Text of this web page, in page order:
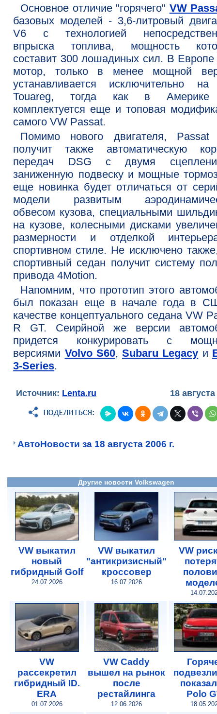
Основное отличие "горячего" VW
базовых моделей - 3,6-литровый
V6 с технологией
впрыска топлива, мощность
составит 300 лошадиных сил. В Европе
мотор, только в менее мощной
устанавливается исключительно
Touareg, тогда как в
комплектуется еще и топовая
самого VW Passat.
Помимо нового двигателя, Passat
получит также автоматическую
передач DSG с двумя
заниженную подвеску и мощные
еще новинка будет отличаться от
модели развитым
обвесом кузова, специальными
на кузове, колесными дисками
размерности и отделкой
спортивном стиле. Не исключено
спортивный седан получит систему
привода 4Motion.
Напомним, что прототип этого
был показан еще в начале года в
качестве концептуального седана VW
R GT. Сеирйной же версии
придется конкурировать с
версиями Volvo S60, Subaru Legacy и
3-Series.
Источник: Lenta.ru 18
АвтоНовости за 18 августа 2006 г.
Другие новости Volkswagen
VW выкатил
новый
гибридный Golf
24.07.2026
VW выкатил
"антикризисный"
кроссовер
16.07.2026
VW
VW
рассекретил
гибридный ID.
ERA
01.07.2026
VW Caddy
вышел на рынок
после
рестайлинга
12.06.2026
Polo